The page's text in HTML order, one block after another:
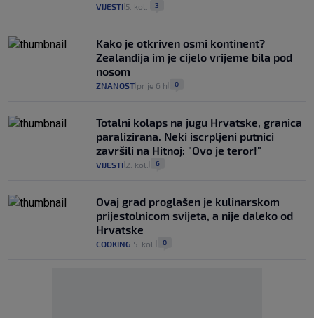
VIJESTI 5. kol. 3
Kako je otkriven osmi kontinent?
Zealandija im je cijelo vrijeme bila pod
nosom
ZNANOST prije 6 h 0
Totalni kolaps na jugu Hrvatske, granica
paralizirana. Neki iscrpljeni putnici
završili na Hitnoj: "Ovo je teror!"
VIJESTI 2. kol. 6
Ovaj grad proglašen je kulinarskom
prijestolnicom svijeta, a nije daleko od
Hrvatske
COOKING 5. kol. 0